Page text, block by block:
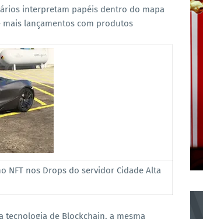
interpretam papéis dentro do mapa
mais lançamentos com produtos
NFT nos Drops do servidor Cidade Alta
tecnologia de Blockchain, a mesma